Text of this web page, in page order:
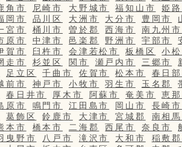
角市 尼崎市 大野城市 福知山市 姫
岡市 品川区 大洲市 大分市 豊岡市
宮市 桶川市 曽於郡 西海市 南九州市
原市 中津市 邑楽郡 野洲市 宇部市
賀市 臼杵市 会津若松市 板橋区 小
走市 杉並区 関市 瀬戸内市 三郷市
足立区 千曲市 佐賀市 松本市 春日
前市 神戸市 小牧市 羽生市 玉名郡
春日井市 厚木市 阿蘇市 奄美市 恵
原市 鳴門市 江田島市 岡山市 長崎市
葛飾区 鈴鹿市 大津市 宮城郡 南相
本市 橋本市 二海郡 西尾市 奈良市
曳野市 八戸市 滝沢市 大和市
稲敷